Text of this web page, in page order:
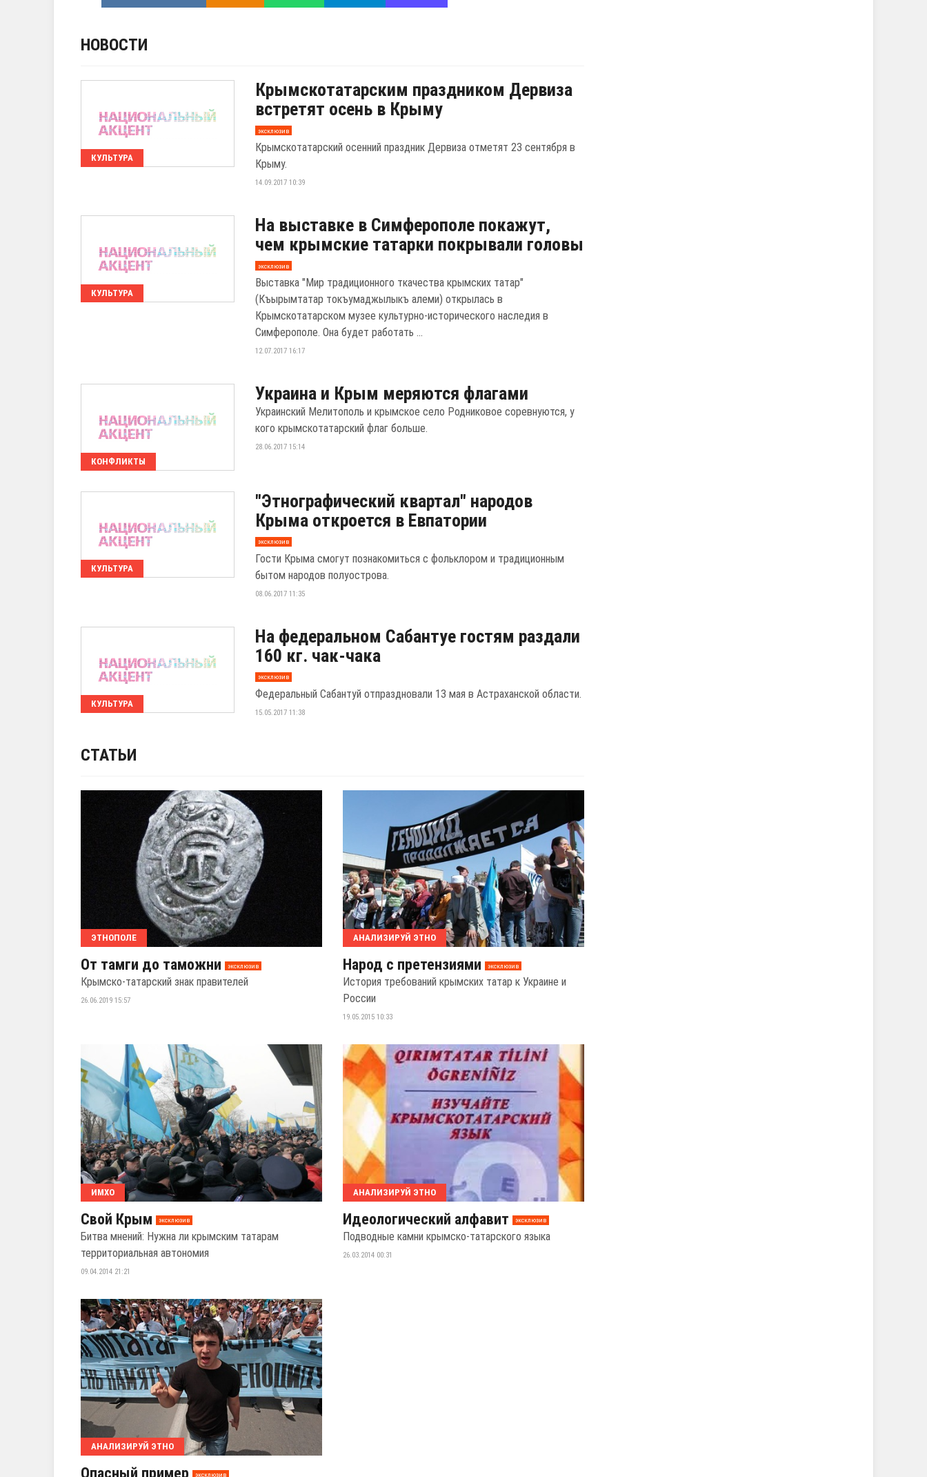
НОВОСТИ
КУЛЬТУРА
Крымскотатарским праздником Дервиза
встретят осень в Крыму
эксклюзив
Крымскотатарский осенний праздник Дервиза отметят 23 сентября в
Крыму.
14.09.2017 10:39
КУЛЬТУРА
На выставке в Симферополе покажут,
чем крымские татарки покрывали головы
эксклюзив
Выставка "Мир традиционного ткачества крымских татар"
(Къырымтатар токъумаджылыкъ алеми) открылась в
Крымскотатарском музее культурно-исторического наследия в
Симферополе. Она будет работать ...
12.07.2017 16:17
КОНФЛИКТЫ
Украина и Крым меряются флагами
Украинский Мелитополь и крымское село Родниковое соревнуются, у
кого крымскотатарский флаг больше.
28.06.2017 15:14
КУЛЬТУРА
"Этнографический квартал" народов
Крыма откроется в Евпатории
эксклюзив
Гости Крыма смогут познакомиться с фольклором и традиционным
бытом народов полуострова.
08.06.2017 11:35
КУЛЬТУРА
На федеральном Сабантуе гостям раздали
160 кг. чак-чака
эксклюзив
Федеральный Сабантуй отпраздновали 13 мая в Астраханской области.
15.05.2017 11:38
СТАТЬИ
ЭТНОПОЛЕ
От тамги до таможни эксклюзив
Крымско-татарский знак правителей
26.06.2019 15:57
АНАЛИЗИРУЙ ЭТНО
Народ с претензиями эксклюзив
История требований крымских татар к Украине и
России
19.05.2015 10:33
ИМХО
Свой Крым эксклюзив
Битва мнений: Нужна ли крымским татарам
территориальная автономия
09.04.2014 21:21
АНАЛИЗИРУЙ ЭТНО
Идеологический алфавит эксклюзив
Подводные камни крымско-татарского языка
26.03.2014 00:31
АНАЛИЗИРУЙ ЭТНО
Опасный пример эксклюзив